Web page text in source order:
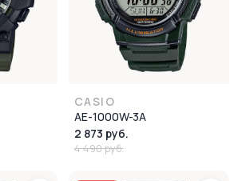
CASIO
AE-1000W-3A
2 873 руб.
4 490 руб.